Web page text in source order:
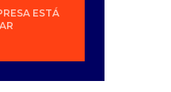
ESTÁ